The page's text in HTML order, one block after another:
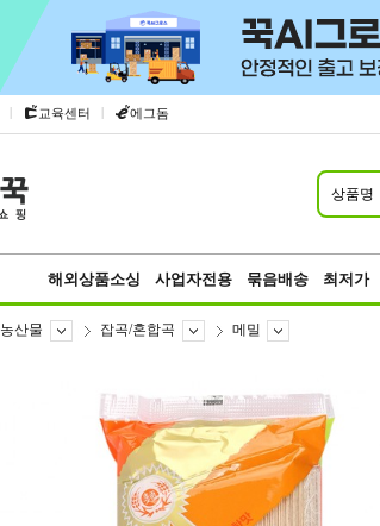
| 교육센터 | 에그돔
상품명
해외상품소싱 사업자전용 묶음배송 최저가
농산물 잡곡/혼합곡 메밀